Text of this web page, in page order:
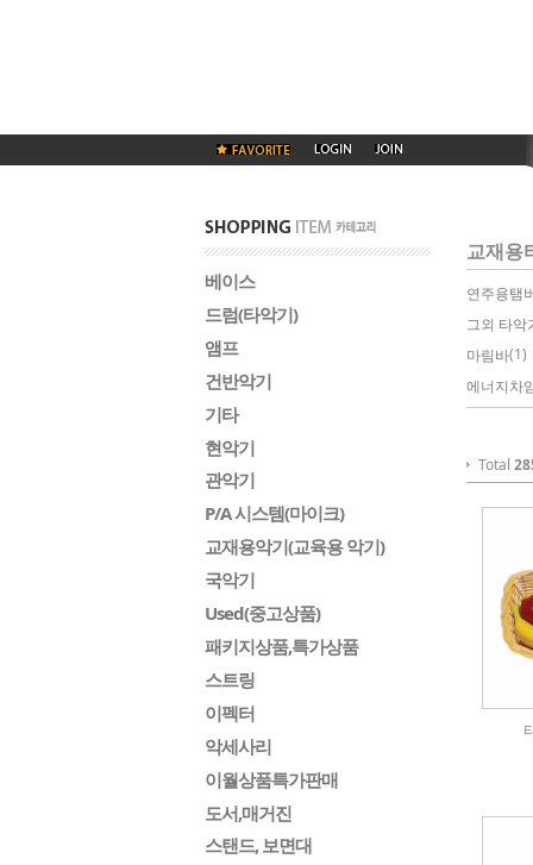
베이스
드럼(타악기)
앰프
건반악기
기타
현악기
관악기
P/A 시스템(마이크)
교재용악기(교육용 악기)
국악기
Used(중고상품)
패키지상품,특가상품
스트링
이펙터
악세사리
이월상품특가판매
도서,매거진
스탠드, 보면대
교재용
연주용탬
그외 타악
마림바(1)
에너지차
Total